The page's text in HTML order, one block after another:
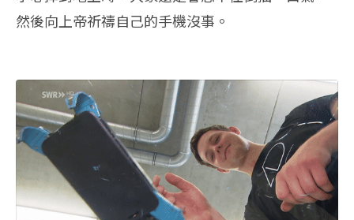
然後向上帝祈禱自己的手機沒事。